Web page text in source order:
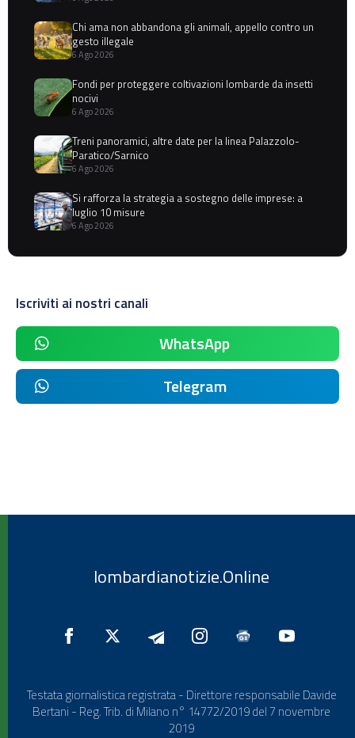
Chi ama non abbandona gli animali, appello contro un
gesto illegale
6 Ago 2026
Fondi per proteggere coltivazioni lombarde da insetti
nocivi
6 Ago 2026
Treni panoramici, altre date per la linea Palazzolo-
Paratico/Sarnico
6 Ago 2026
Si rafforza la strategia a sostegno delle imprese: a
luglio 10 misure
6 Ago 2026
Iscriviti ai nostri canali
WhatsApp
Telegram
lombardianotizie.Online
Testata giornalistica registrata - Direttore responsabile Davide
Bertani - Reg. Trib. di Milano n° 14772/2019 del 7 novembre
2019